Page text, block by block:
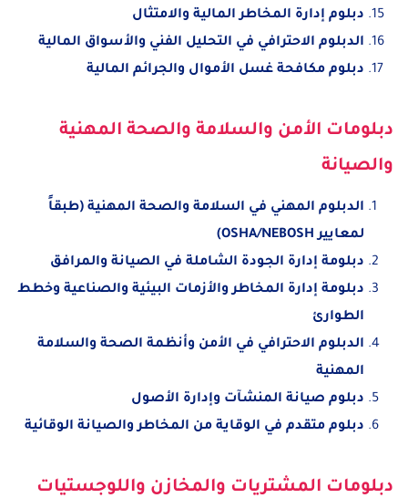
دبلوم إدارة المخاطر المالية والامتثال
الدبلوم الاحترافي في التحليل الفني والأسواق المالية
دبلوم مكافحة غسل الأموال والجرائم المالية
دبلومات الأمن والسلامة والصحة المهنية
والصيانة
الدبلوم المهني في السلامة والصحة المهنية (طبقاً
لمعايير OSHA/NEBOSH)
دبلومة إدارة الجودة الشاملة في الصيانة والمرافق
دبلومة إدارة المخاطر والأزمات البيئية والصناعية وخطط
الطوارئ
الدبلوم الاحترافي في الأمن وأنظمة الصحة والسلامة
المهنية
دبلوم صيانة المنشآت وإدارة الأصول
دبلوم متقدم في الوقاية من المخاطر والصيانة الوقائية
دبلومات المشتريات والمخازن واللوجستيات